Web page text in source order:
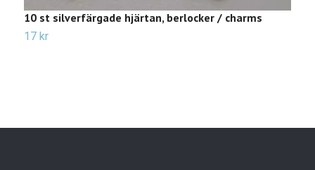
10 st silverfärgade hjärtan, berlocker / charms
17 kr